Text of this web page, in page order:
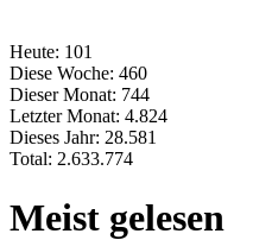
Heute: 101
Diese Woche: 460
Dieser Monat: 744
Letzter Monat: 4.824
Dieses Jahr: 28.581
Total: 2.633.774
Meist gelesen